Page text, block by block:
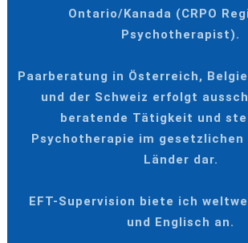
Ontario/Kanada (CRPO
Psychotherapist).
Paarberatung in Österreich,
und der Schweiz erfolgt
beratende Tätigkeit und
Psychotherapie im gesetzlichen
Länder dar.
EFT-Supervision biete ich
und Englisch an.